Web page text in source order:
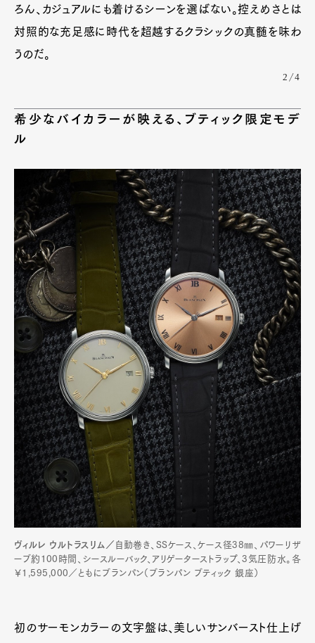
GourmetCars
ProductCulture Lifestyle
Pen Membership
Magazine
Official Columnist
About
Contact
Pen Meet
Pen international Pen tw
ろん、カジュアルにも着けるシーンを選ばない。控えめさとは
対照的な充足感に時代を超越するクラシックの真髄を味わ
うのだ。
2/4
希少なバイカラーが映える、ブティック限定モデ
ル
ヴィルレ ウルトラスリム／ 自動巻き、SSケース、ケース径38㎜、パワーリザ
ーブ約100時間、シースルーバック、アリゲーターストラップ、3気圧防水。各
￥1,595,000／ともにブランパン（ブランパン ブティック 銀座）
初のサーモンカラーの文字盤は、美しいサンバースト仕上げ